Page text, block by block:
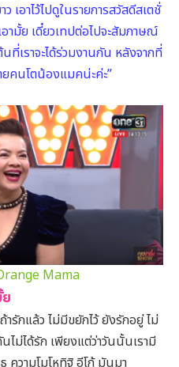
เอาไว้ไปดูในรายการสวัสดีสเตชั่
ามั้ย เดี๋ยวเทปต่อไปจะสัมภาษณ์
เราจะได้ร่วมงานกัน หลังจากที่
คนโตน้องแมคน่ะค่ะ”
Mama
กแล้ว ไม่มีขยักไว้ ยังรักอยู่ ไม่
ไม่ได้รัก เพียงแต่ว่าวันนั้นเรามี